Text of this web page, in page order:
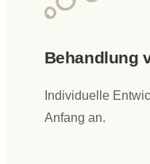
Behandlung
Individuelle
Anfang an.